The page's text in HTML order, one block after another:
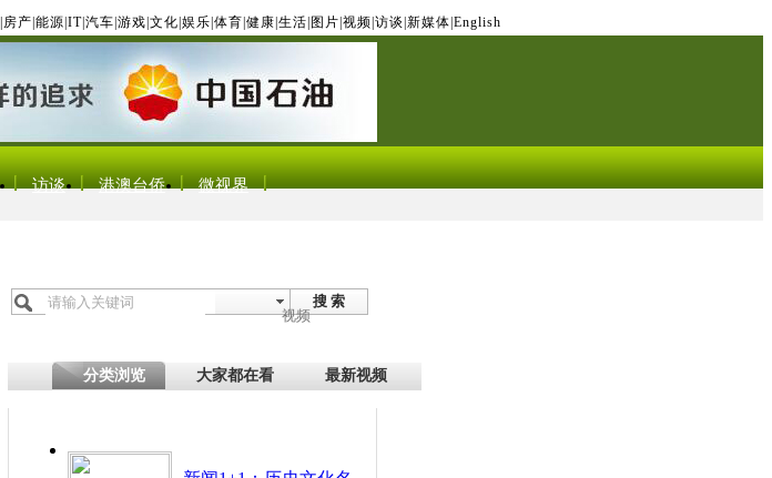
房产 能源 IT| 汽车 游戏 文化 娱乐 体育 健康 生活 图片 视频 访谈 新媒体 English
访谈 港澳台侨 微视界
搜 索
视频
分类浏览 大家都在看 最新视频